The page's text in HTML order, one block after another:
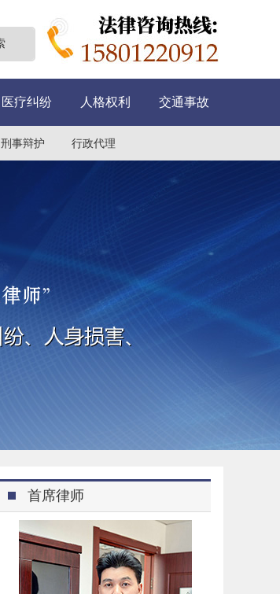
医疗纠纷 人格权利 交通事故
刑事辩护 行政代理
首席律师